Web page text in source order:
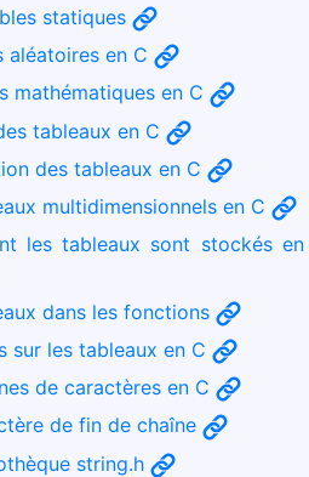
statiques
aléatoires en C
mathématiques en C
tableaux en C
des tableaux en C
multidimensionnels en C
les tableaux sont stockés en
dans les fonctions
sur les tableaux en C
de caractères en C
de fin de chaîne
string.h